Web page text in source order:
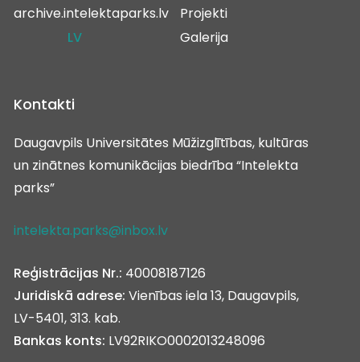
archive.intelektaparks.lv
LV
Projekti
Galerija
Kontakti
Daugavpils Universitātes Mūžizglītības, kultūras
un zinātnes komunikācijas biedrība “Intelekta
parks”
intelekta.parks@inbox.lv
Reģistrācijas Nr.: 40008187126
Juridiskā adrese: Vienības iela 13, Daugavpils,
LV-5401, 313. kab.
Bankas konts: LV92RIKO0002013248096